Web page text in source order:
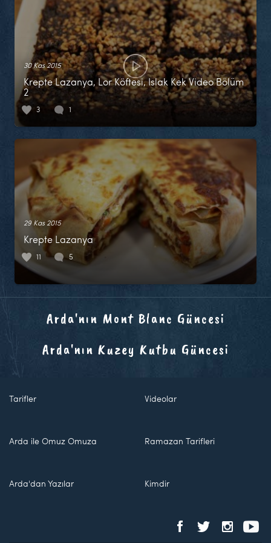
30 Kas 2015
Krepte Lazanya, Lor Köftesi, Islak Kek Video Bölüm
2
3 1
29 Kas 2015
Krepte Lazanya
11 5
Arda'nın Mont Blanc Güncesi
Arda'nın Kuzey Kutbu Güncesi
Tarifler Videolar
Arda ile Omuz Omuza Ramazan Tarifleri
Arda'dan Yazılar Kimdir